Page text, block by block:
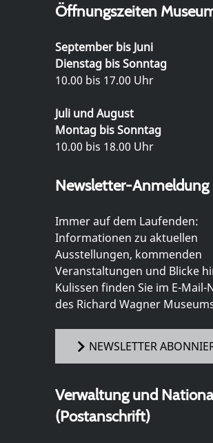
Öffnungszeiten
September bis Juni
Dienstag bis Sonntag
10.00 bis 17.00 Uhr
Juli und August
Montag bis Sonntag
10.00 bis 18.00 Uhr
Newsletter-Anmeldung
Immer auf dem Laufenden:
Informationen zu aktuellen
Ausstellungen, kommenden
Veranstaltungen und Blicke
Kulissen finden Sie im E-
des Richard Wagner
NEWSLETTER
Verwaltung und
(Postanschrift)